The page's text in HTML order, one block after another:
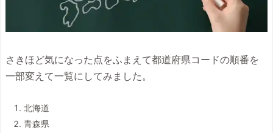
さきほど気になった点をふまえて都道府県コードの順番を
一部変えて一覧にしてみました。
北海道
青森県